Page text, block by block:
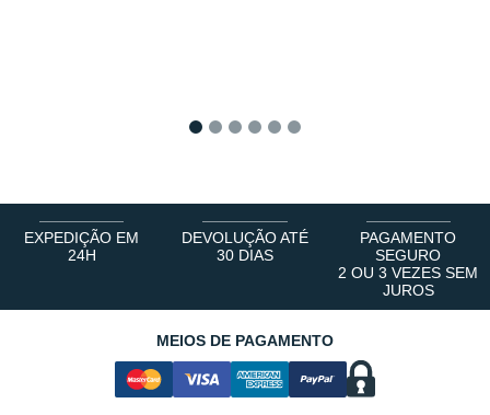
EXPEDIÇÃO EM
24H
DEVOLUÇÃO ATÉ
30 DIAS
PAGAMENTO
SEGURO
2 OU 3 VEZES SEM
JUROS
MEIOS DE PAGAMENTO